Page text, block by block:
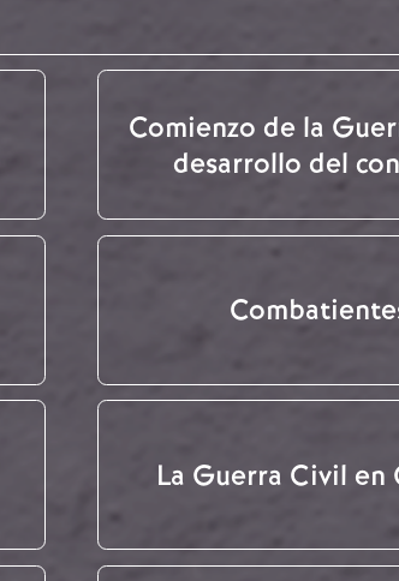
Comienzo de la
desarrollo del
La Guerra Civil en